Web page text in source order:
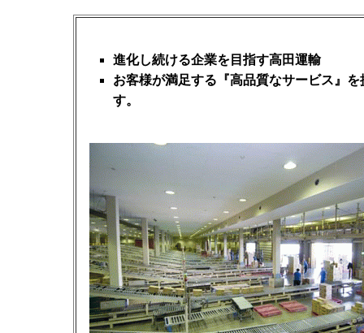
進化し続ける企業を目指す高田運輸
お客様が満足する『高品質なサービス』を
す。